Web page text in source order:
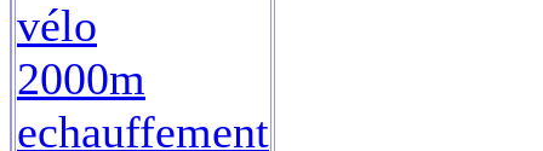
vélo
2000m
echauffement